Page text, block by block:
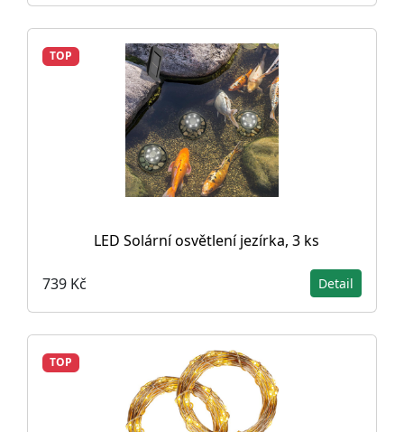
TOP
LED Solární osvětlení jezírka, 3 ks
739 Kč Detail
TOP